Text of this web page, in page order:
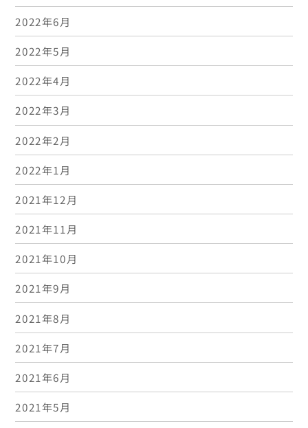
2022年6月
2022年5月
2022年4月
2022年3月
2022年2月
2022年1月
2021年12月
2021年11月
2021年10月
2021年9月
2021年8月
2021年7月
2021年6月
2021年5月